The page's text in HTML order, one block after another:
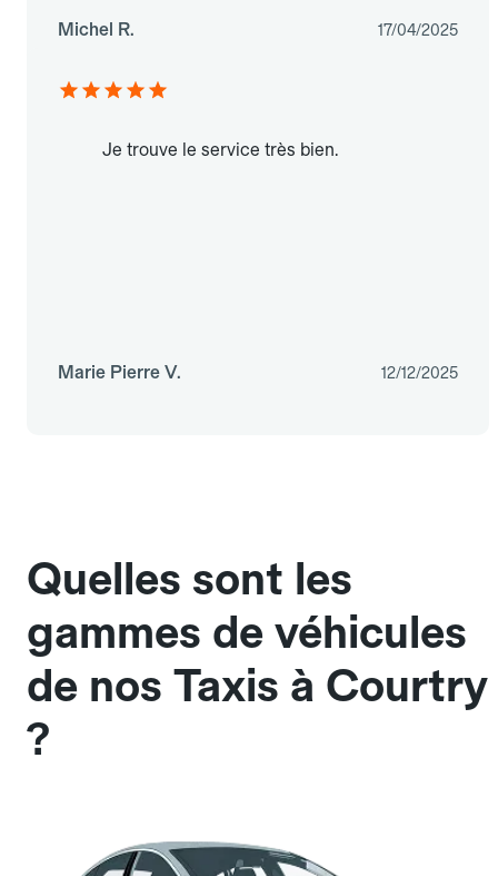
Michel R. 17/04/2025
Je trouve le service très bien.
Marie Pierre V. 12/12/2025
Quelles sont les
gammes de véhicules
de nos Taxis à Courtry
?